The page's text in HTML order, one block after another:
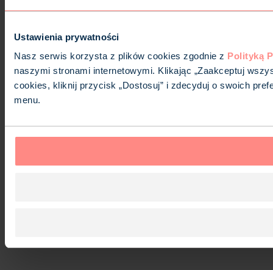
Ustawienia prywatności
Nasz serwis korzysta z plików cookies zgodnie z Polityką
naszymi stronami internetowymi. Klikając „Zaakceptuj
cookies, kliknij przycisk „Dostosuj” i zdecyduj o swoich
menu.